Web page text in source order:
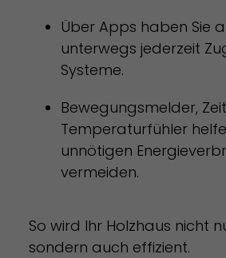
Über Apps haben Sie
unterwegs jederzeit
Systeme.
Bewegungsmelder,
Temperaturfühler
unnötigen
vermeiden.
So wird Ihr Holzhaus nicht
sondern auch effizient.